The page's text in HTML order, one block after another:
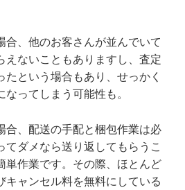
合、他のお客さんが並んでいて
えないこともありますし、査定
たという場合もあり、せっかく
ってしまう可能性も。
合、配送の手配と梱包作業は必
てダメなら送り返してもらうこ
単作業です。その際、ほとんど
キャンセル料を無料にしている